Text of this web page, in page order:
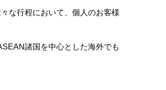
な行程において、個人のお客様
諸国を中心とした海外でも